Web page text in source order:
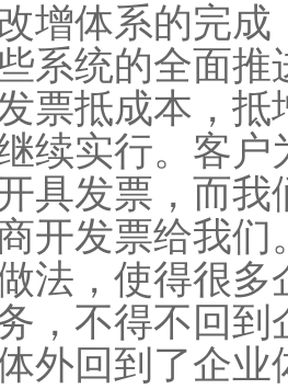
增体系的完
系统的全面
票抵成本，
续实行。客
具发票，而
开发票给我们
法，使得很
，不得不回
外回到了企